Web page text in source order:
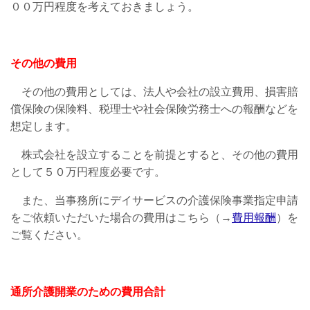
００万円程度を考えておきましょう。
その他の費用
その他の費用としては、法人や会社の設立費用、損害賠
償保険の保険料、税理士や社会保険労務士への報酬などを
想定します。
株式会社を設立することを前提とすると、その他の費用
として５０万円程度必要です。
また、当事務所にデイサービスの介護保険事業指定申請
をご依頼いただいた場合の費用はこちら（→ 費用報酬 ）を
ご覧ください。
通所介護開業のための費用合計